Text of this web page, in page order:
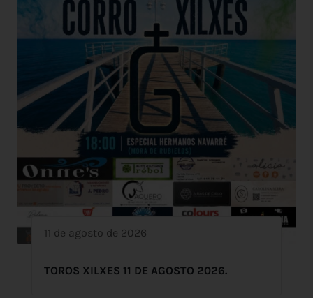
11 de agosto de 2026
TOROS XILXES 11 DE AGOSTO 2026.